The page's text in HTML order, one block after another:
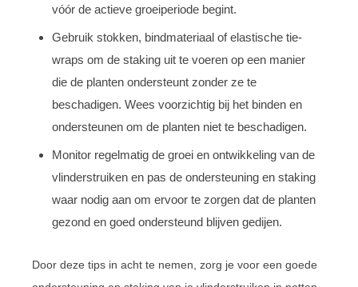
vóór de actieve groeiperiode begint.
Gebruik stokken, bindmateriaal of elastische tie-
wraps om de staking uit te voeren op een manier
die de planten ondersteunt zonder ze te
beschadigen. Wees voorzichtig bij het binden en
ondersteunen om de planten niet te beschadigen.
Monitor regelmatig de groei en ontwikkeling van de
vlinderstruiken en pas de ondersteuning en staking
waar nodig aan om ervoor te zorgen dat de planten
gezond en goed ondersteund blijven gedijen.
Door deze tips in acht te nemen, zorg je voor een goede